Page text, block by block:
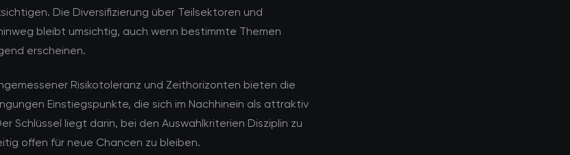
Die Diversifizierung über Teilsektoren und
bleibt umsichtig, auch wenn bestimmte Themen
erscheinen.
Risikotoleranz und Zeithorizonten bieten die
Einstiegspunkte, die sich im Nachhinein als attraktiv
Schlüssel liegt darin, bei den Auswahlkriterien Disziplin zu
offen für neue Chancen zu bleiben.